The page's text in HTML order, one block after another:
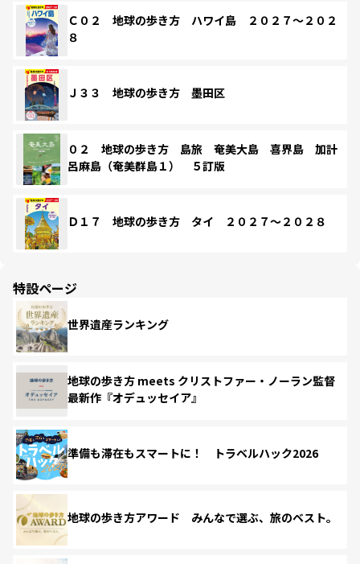
Ｃ０２ 地球の歩き方 ハワイ島 ２０２７～２０２
８
Ｊ３３ 地球の歩き方 墨田区
０２ 地球の歩き方 島旅 奄美大島 喜界島 加計
呂麻島（奄美群島１） ５訂版
Ｄ１７ 地球の歩き方 タイ ２０２７～２０２８
特設ページ
世界遺産ランキング
地球の歩き方 meets クリストファー・ノーラン監督
最新作『オデュッセイア』
準備も滞在もスマートに！ トラベルハック2026
地球の歩き方アワード みんなで選ぶ、旅のベスト。